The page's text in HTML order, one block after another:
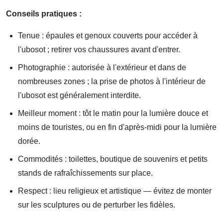
Conseils pratiques :
Tenue : épaules et genoux couverts pour accéder à
l'ubosot ; retirer vos chaussures avant d'entrer.
Photographie : autorisée à l'extérieur et dans de
nombreuses zones ; la prise de photos à l'intérieur de
l'ubosot est généralement interdite.
Meilleur moment : tôt le matin pour la lumière douce et
moins de touristes, ou en fin d'après-midi pour la lumière
dorée.
Commodités : toilettes, boutique de souvenirs et petits
stands de rafraîchissements sur place.
Respect : lieu religieux et artistique — évitez de monter
sur les sculptures ou de perturber les fidèles.